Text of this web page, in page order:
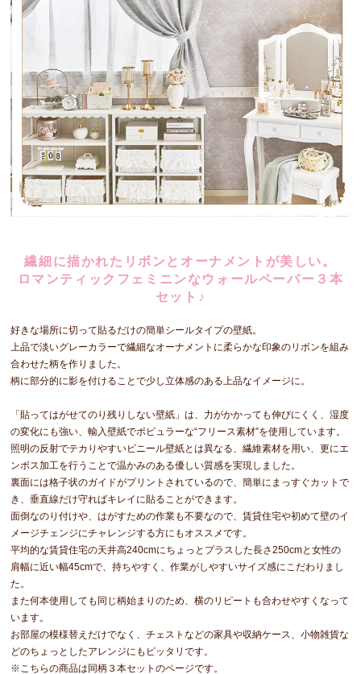
繊細に描かれたリボンとオーナメントが美しい。
ロマンティックフェミニンなウォールペーパー３本
セット♪
好きな場所に切って貼るだけの簡単シールタイプの壁紙。
上品で淡いグレーカラーで繊細なオーナメントに柔らかな印象のリボンを組み
合わせた柄を作りました。
柄に部分的に影を付けることで少し立体感のある上品なイメージに。
「貼ってはがせてのり残りしない壁紙」は、力がかかっても伸びにくく、湿度
の変化にも強い、輸入壁紙でポピュラーな“フリース素材”を使用しています。
照明の反射でテカりやすいビニール壁紙とは異なる、繊維素材を用い、更にエ
ンボス加工を行うことで温かみのある優しい質感を実現しました。
裏面には格子状のガイドがプリントされているので、簡単にまっすぐカットで
き、垂直線だけ守ればキレイに貼ることができます。
面倒なのり付けや、はがすための作業も不要なので、賃貸住宅や初めて壁のイ
メージチェンジにチャレンジする方にもオススメです。
平均的な賃貸住宅の天井高240cmにちょっとプラスした長さ250cmと女性の
肩幅に近い幅45cmで、持ちやすく、作業がしやすいサイズ感にこだわりまし
た。
また何本使用しても同じ柄始まりのため、横のリピートも合わせやすくなって
います。
お部屋の模様替えだけでなく、チェストなどの家具や収納ケース、小物雑貨な
どのちょっとしたアレンジにもピッタリです。
※こちらの商品は同柄３本セットのページです。